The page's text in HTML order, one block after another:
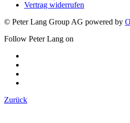
Vertrag widerrufen
© Peter Lang Group AG powered by
Follow Peter Lang on
Zurück